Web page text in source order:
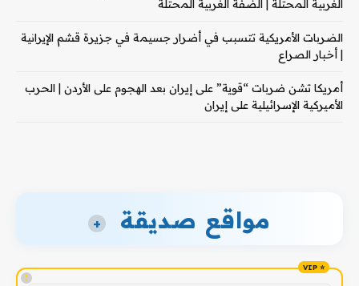
الغربية المحتلة | الضفة الغربية المحتلة
الضربات الأمريكية تتسبب في أضرار جسيمة في جزيرة قشم الإيرانية
| أخبار الصراع
أمريكا تشن ضربات “قوية” على إيران بعد الهجوم على الأردن | الحرب
الأميركية الإسرائيلية على إيران
مواقع صديقة +
!